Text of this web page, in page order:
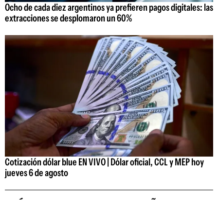
Ocho de cada diez argentinos ya prefieren pagos digitales: las
extracciones se desplomaron un 60%
Cotización dólar blue EN VIVO | Dólar oficial, CCL y MEP hoy
jueves 6 de agosto